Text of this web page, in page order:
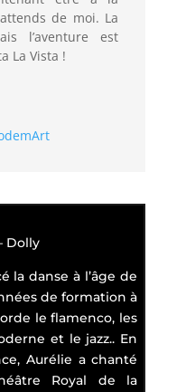
de moi. La
l’aventure est
La Vista !
Dolly
la danse à l’âge de
de formation à
le flamenco, les
et le jazz.. En
Aurélie a chanté
Royal de la